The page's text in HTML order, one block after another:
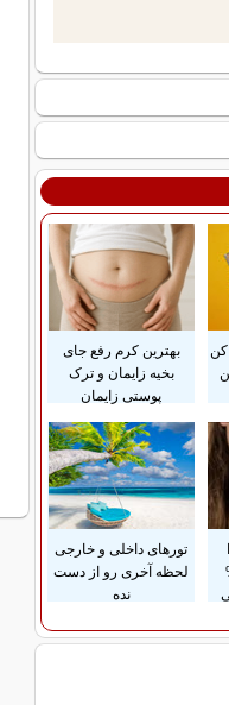
بهترین کرم رفع جای
بخیه زایمان و ترک
پوستی زایمان
تورهای داخلی و خارجی
لحظه آخری رو از دست
نده